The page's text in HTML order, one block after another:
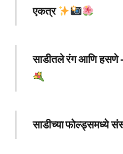
एकत्र
साडीतले रंग आणि
साडीच्या फोल्ड्समध्ये